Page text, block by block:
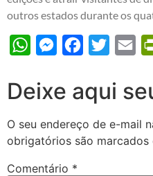
outros estados durante os
WhatsAppMessengerFacebook
Twitter
Deixe aqui
O seu endereço de e-mail
obrigatórios são marcados
Comentário *